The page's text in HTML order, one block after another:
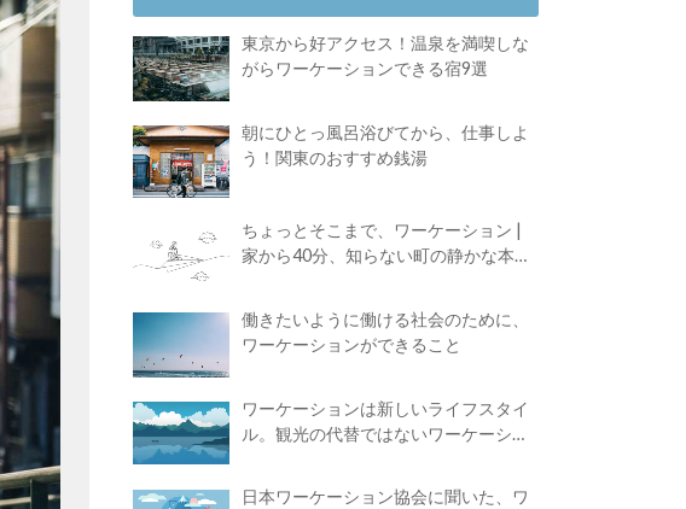
東京から好アクセス！温泉を満喫しな
がらワーケーションできる宿9選
朝にひとっ風呂浴びてから、仕事しよ
う！関東のおすすめ銭湯
ちょっとそこまで、ワーケーション |
家から40分、知らない町の静かな本屋
働きたいように働ける社会のために、
ワーケーションができること
ワーケーションは新しいライフスタイ
ル。観光の代替ではないワーケーショ
日本ワーケーション協会に聞いた、ワ